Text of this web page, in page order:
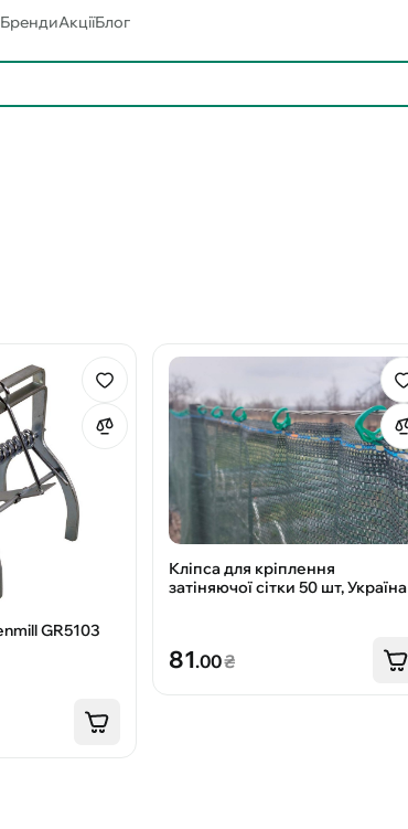
БрендиАкціїБлог
Кротоловка Greenmill GR5103
Кліпса для кріплення
затіняючої сітки 50 шт, Україна
81.00₴